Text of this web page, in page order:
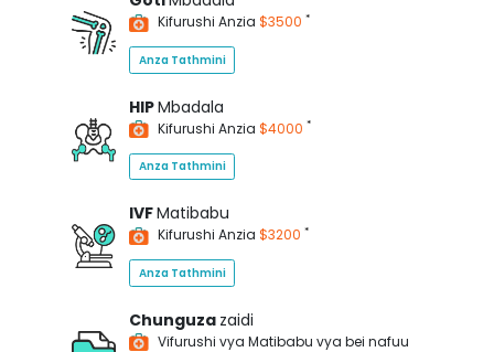
Kifurushi Anzia $3500 *
Anza Tathmini
HIPMbadala
Kifurushi Anzia $4000 *
Anza Tathmini
IVFMatibabu
Kifurushi Anzia $3200 *
Anza Tathmini
Chunguza zaidi
Vifurushi vya Matibabu vya bei nafuu